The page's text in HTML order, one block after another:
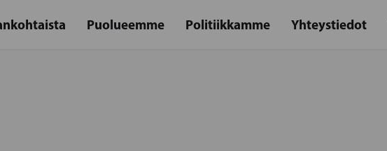
Puolueemme Politiikkamme Yhteystiedot